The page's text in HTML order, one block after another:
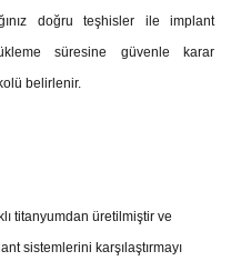
doğru teşhisler ile implant
süresine gü­venle karar
belirlenir.
titanyumdan üretilmiş­tir ve
sistemlerini karşılaştırmayı